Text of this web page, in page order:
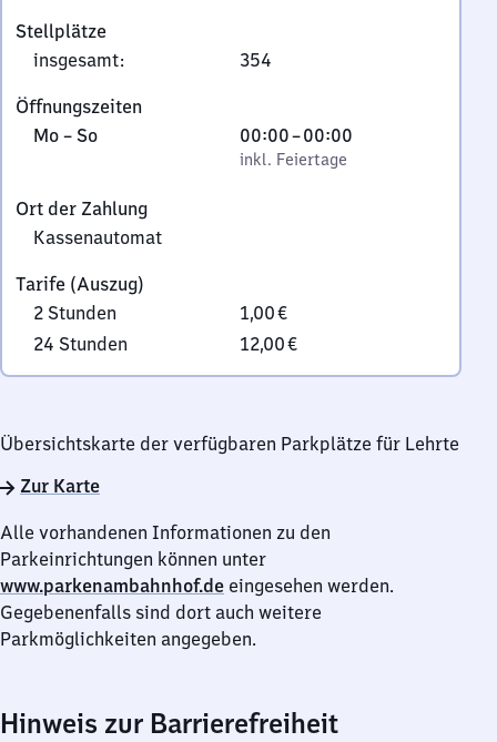
3
1
7
5
Stellplätze
insgesamt: 354
Öffnungszeiten
Montag
Mo – So,
00:00–00:00
Von
0
inkl. Feiertage
Ort der Zahlung
Kassenautomat
Tarife (Auszug)
2 Stunden
1,00 €
24 Stunden
12,00 €
Übersichtskarte der verfügbaren Parkplätze für Lehrte
Zur Karte
Alle vorhandenen Informationen zu den
Parkeinrichtungen können unter
www.parkenambahnhof.de eingesehen werden.
Gegebenenfalls sind dort auch weitere
Parkmöglichkeiten angegeben.
Hinweis zur Barrierefreiheit